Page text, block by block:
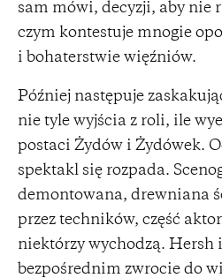
sam mówi, decyzji, aby nie
czym kontestuje mnogie
i bohaterstwie więźniów.
Później następuje
nie tyle wyjścia z roli, ile
postaci Żydów i Żydówek.
spektakl się rozpada.
demontowana, drewniana
przez techników, część
niektórzy wychodzą. Hersh
bezpośrednim zwrocie do